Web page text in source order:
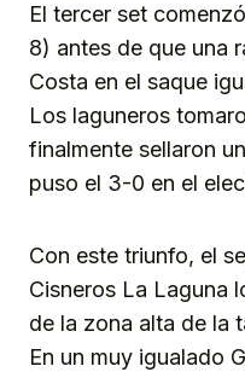
El tercer set
8) antes de que una
Costa en el saque
Los laguneros
finalmente sellaron
puso el 3-0 en el
Con este triunfo, el
Cisneros La Laguna
de la zona alta de la
En un muy igualado